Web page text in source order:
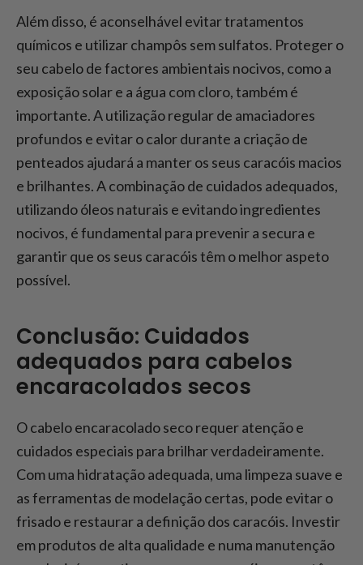
Além disso, é aconselhável evitar tratamentos
químicos e utilizar champôs sem sulfatos. Proteger o
seu cabelo de factores ambientais nocivos, como a
exposição solar e a água com cloro, também é
importante. A utilização regular de amaciadores
profundos e evitar o calor durante a criação de
penteados ajudará a manter os seus caracóis macios
e brilhantes. A combinação de cuidados adequados,
utilizando óleos naturais e evitando ingredientes
nocivos, é fundamental para prevenir a secura e
garantir que os seus caracóis têm o melhor aspeto
possível.
Conclusão: Cuidados
adequados para cabelos
encaracolados secos
O cabelo encaracolado seco requer atenção e
cuidados especiais para brilhar verdadeiramente.
Com uma hidratação adequada, uma limpeza suave e
as ferramentas de modelação certas, pode evitar o
frisado e restaurar a definição dos caracóis. Investir
em produtos de alta qualidade e numa manutenção